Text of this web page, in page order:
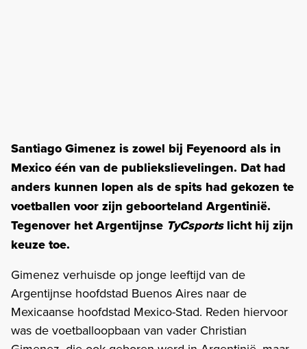
Santiago Gimenez is zowel bij Feyenoord als in
Mexico één van de publiekslievelingen. Dat had
anders kunnen lopen als de spits had gekozen te
voetballen voor zijn geboorteland Argentinië.
Tegenover het Argentijnse TyCsportslicht hij zijn
keuze toe.
Gimenez verhuisde op jonge leeftijd van de
Argentijnse hoofdstad Buenos Aires naar de
Mexicaanse hoofdstad Mexico-Stad. Reden hiervoor
was de voetballoopbaan van vader Christian